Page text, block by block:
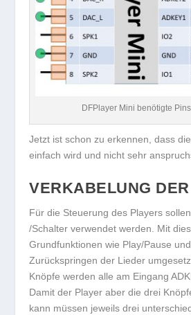
DFPlayer Mini benötigte Pins
Jetzt ist schon zu erkennen, dass
einfach wird und nicht sehr
VERKABELUNG
Für die Steuerung des Players
/Schalter verwendet werden. Mit
Grundfunktionen wie Play/Pause
Zurückspringen der Lieder
Knöpfe werden alle am Eingang
Damit der Player aber die drei
kann müssen jeweils drei